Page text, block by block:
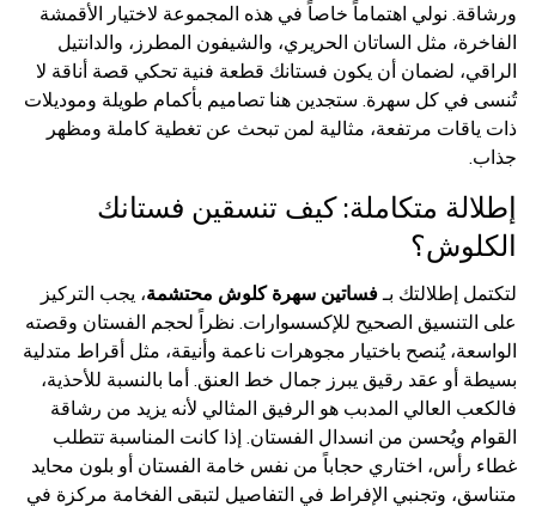
ورشاقة. نولي اهتماماً خاصاً في هذه المجموعة لاختيار الأقمشة
الفاخرة، مثل الساتان الحريري، والشيفون المطرز، والدانتيل
الراقي، لضمان أن يكون فستانك قطعة فنية تحكي قصة أناقة لا
تُنسى في كل سهرة. ستجدين هنا تصاميم بأكمام طويلة وموديلات
ذات ياقات مرتفعة، مثالية لمن تبحث عن تغطية كاملة ومظهر
جذاب.
إطلالة متكاملة: كيف تنسقين فستانك
الكلوش؟
لتكتمل إطلالتك بـفساتين سهرة كلوش محتشمة، يجب التركيز
على التنسيق الصحيح للإكسسوارات. نظراً لحجم الفستان وقصته
الواسعة، يُنصح باختيار مجوهرات ناعمة وأنيقة، مثل أقراط متدلية
بسيطة أو عقد رقيق يبرز جمال خط العنق. أما بالنسبة للأحذية،
فالكعب العالي المدبب هو الرفيق المثالي لأنه يزيد من رشاقة
القوام ويُحسن من انسدال الفستان. إذا كانت المناسبة تتطلب
غطاء رأس، اختاري حجاباً من نفس خامة الفستان أو بلون محايد
متناسق، وتجنبي الإفراط في التفاصيل لتبقى الفخامة مركزة في